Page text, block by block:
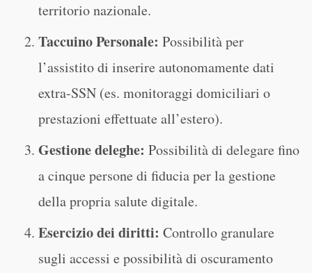
territorio nazionale.
Taccuino Personale: Possibilità per
l’assistito di inserire autonomamente dati
extra-SSN (es. monitoraggi domiciliari o
prestazioni effettuate all’estero).
Gestione deleghe: Possibilità di delegare fino
a cinque persone di fiducia per la gestione
della propria salute digitale.
Esercizio dei diritti: Controllo granulare
sugli accessi e possibilità di oscuramento